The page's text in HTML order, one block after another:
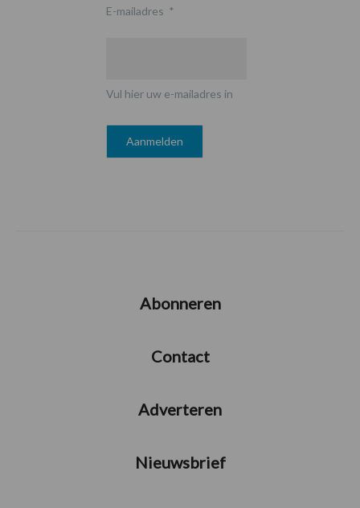
E-mailadres *
Vul hier uw e-mailadres in
Abonneren
Contact
Adverteren
Nieuwsbrief